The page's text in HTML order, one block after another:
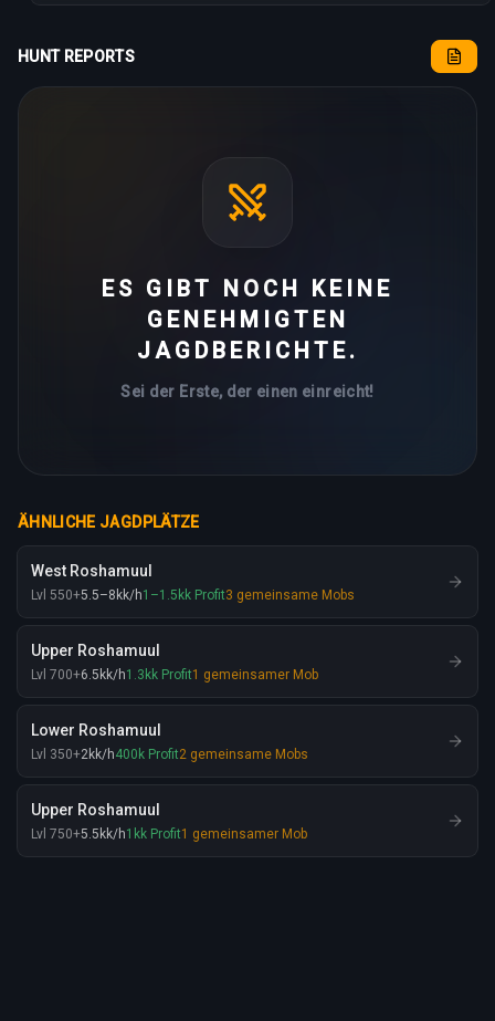
HUNT REPORTS
ES GIBT NOCH KEINE
GENEHMIGTEN
JAGDBERICHTE.
Sei der Erste, der einen einreicht!
ÄHNLICHE JAGDPLÄTZE
West Roshamuul
Lvl 550+5.5–8 kk/h1 –1.5 kk Profit3 gemeinsame Mobs
Upper Roshamuul
Lvl 700+6.5 kk/h1.3 kk Profit1 gemeinsamer Mob
Lower Roshamuul
Lvl 350+2kk/h400 k Profit2 gemeinsame Mobs
Upper Roshamuul
Lvl 750+5.5 kk/h1 kk Profit1 gemeinsamer Mob